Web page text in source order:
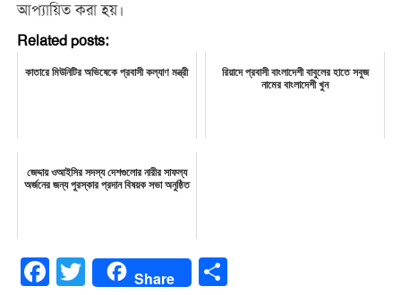
আপ্যায়িত করা হয়।
Related posts:
কাতারে মিউনিটির অভিষেকে প্রবাসী কল্যাণ মন্ত্রী
রিয়াদে প্রবাসী বাংলাদেশী বাবুলের হাতে সবুজ
নামের বাংলাদেশী খুন
জেদ্দায় ওআইসির সদস্য দেশগুলোর নারীর সাফল্য
অর্জনের জন্য পুরস্কার প্রদান বিষয়ক সভা অনুষ্ঠিত
Facebook
Twitter Share